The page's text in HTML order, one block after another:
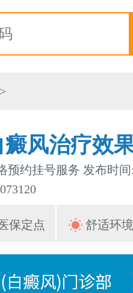
>
风治疗效
预约挂号服务 发布时间
保定点 舒适环境